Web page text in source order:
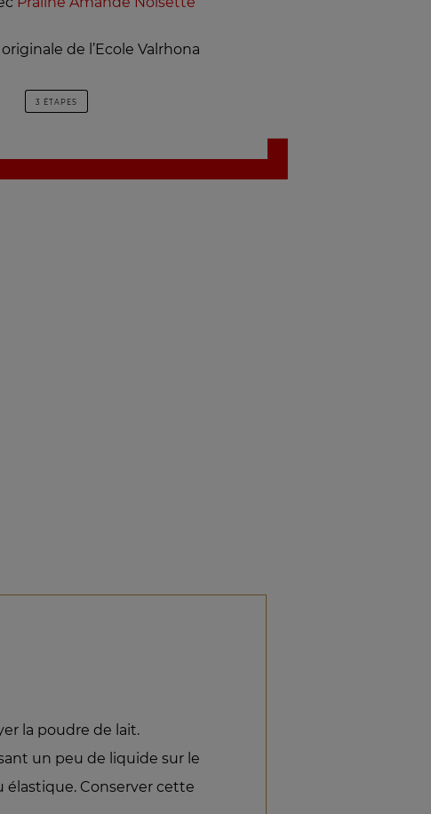
de l’Ecole Valrhona
3 ÉTAPES
la poudre de lait.
un peu de liquide sur le
élastique. Conserver cette